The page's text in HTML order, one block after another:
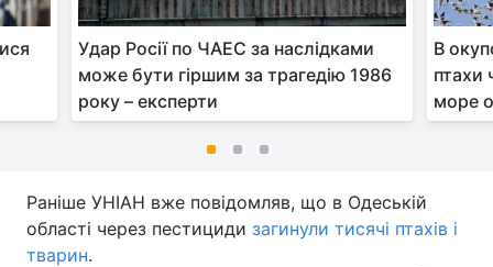
Удар Росії по ЧАЕС за наслідками
може бути гіршим за трагедію 1986
року – експерти
В
птахи
море
Раніше УНІАН вже повідомляв, що в Одеській
області через пестициди загинули тисячі птахів і
тварин.